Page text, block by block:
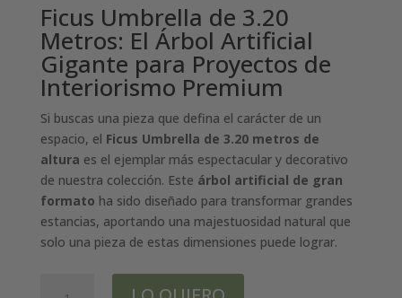
era:
4.300,00€.
es:
3.900,00€.
Ficus Umbrella de 3.20
Metros: El Árbol Artificial
Gigante para Proyectos de
Interiorismo Premium
Si buscas una pieza que defina el carácter de un
espacio, el Ficus Umbrella de 3.20 metros de
altura es el ejemplar más espectacular y decorativo
de nuestra colección. Este árbol artificial de gran
formato ha sido diseñado para transformar grandes
estancias, aportando una majestuosidad natural que
solo una pieza de estas dimensiones puede lograr.